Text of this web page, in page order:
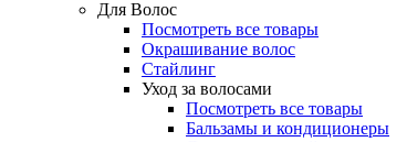
Для Волос
Посмотреть все товары
Окрашивание волос
Стайлинг
Уход за волосами
Посмотреть все товары
Бальзамы и кондиционеры